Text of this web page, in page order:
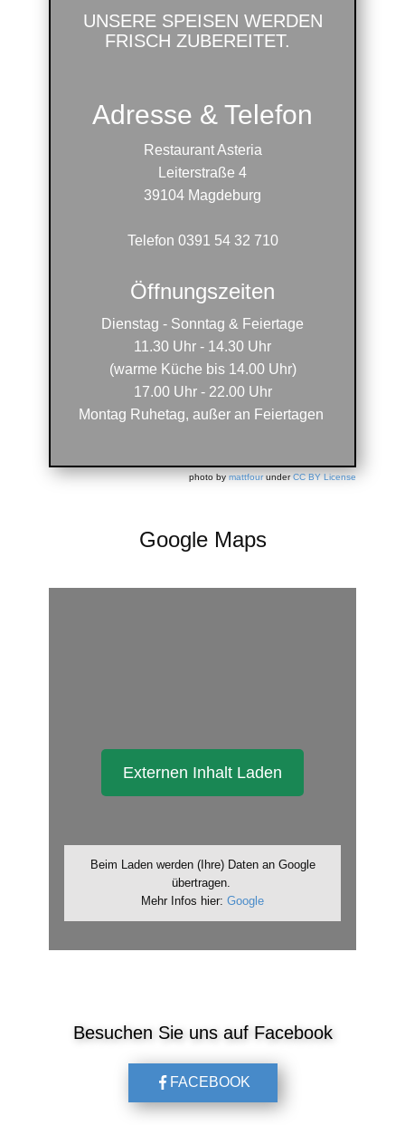
UNSERE SPEISEN WERDEN
FRISCH ZUBEREITET.
Adresse & Telefon
Restaurant Asteria
Leiterstraße 4
39104 Magdeburg
Telefon 0391 54 32 710
Öffnungszeiten
Dienstag - Sonntag & Feiertage
11.30 Uhr - 14.30 Uhr
(warme Küche bis 14.00 Uhr)
17.00 Uhr - 22.00 Uhr
Montag Ruhetag, außer an Feiertagen
photo by mattfourunderCC BY License
Google Maps
Externen Inhalt Laden
Beim Laden werden (Ihre) Daten an Google
übertragen.
Mehr Infos hier: Google
Besuchen Sie uns auf​ Facebook
FACEBOOK